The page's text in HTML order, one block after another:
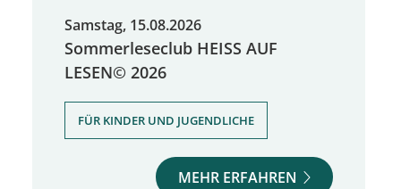
Samstag, 15.08.2026
Sommerleseclub HEISS AUF
LESEN© 2026
FÜR KINDER UND JUGENDLICHE
MEHR ERFAHREN